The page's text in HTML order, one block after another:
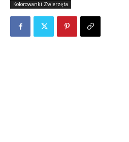
Kolorowanki Zwierzęta